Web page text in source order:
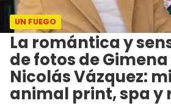
UN FUEGO
La romántica y
de fotos de
Nicolás Vázquez:
animal print, spa y